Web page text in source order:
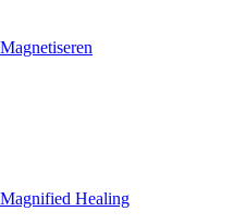
Magnetiseren
Magnified Healing